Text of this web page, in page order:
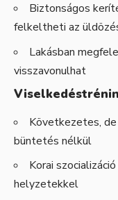
Biztonságos
felkeltheti az
Lakásban
visszavonulhat
Következetes,
büntetés nélkül
Korai
helyzetekkel